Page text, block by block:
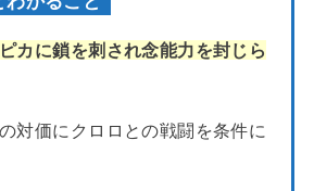
カに鎖を刺され念能力を封じら
対価にクロロとの戦闘を条件に